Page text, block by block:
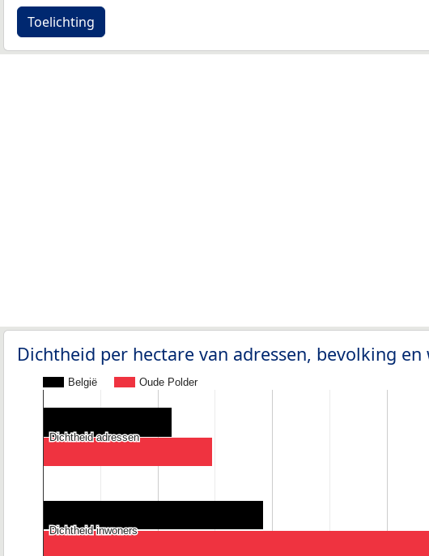
Toelichting
Dichtheid per hectare van adressen, bevolking en
België Oude Polder
Dichtheid adressen
Dichtheid adressen
Dichtheid inwoners
Dichtheid inwoners